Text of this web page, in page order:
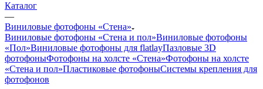
Каталог
—
Виниловые фотофоны «Стена»
Виниловые фотофоны «Стена и пол»Виниловые фотофоны
«Пол»Виниловые фотофоны для flatlayПазловые 3D
фотофоныФотофоны на холсте «Стена»Фотофоны на холсте
«Стена и пол»Пластиковые фотофоныСистемы крепления для
фотофонов